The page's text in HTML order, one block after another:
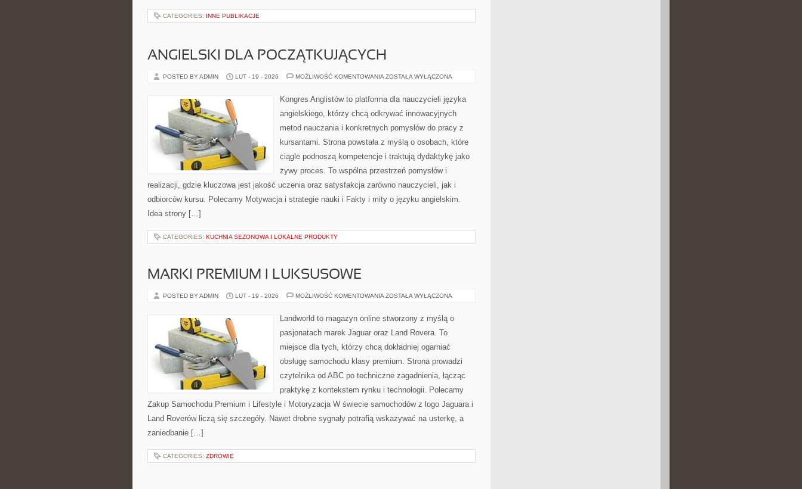
CATEGORIES: INNE PUBLIKACJE
ANGIELSKI DLA POCZĄTKUJĄCYCH
POSTED BY ADMIN LUT - 19 - 2026 MOŻLIWOŚĆ KOMENTOWANIA ANGIELSKI
ZOSTAŁA WYŁĄCZONA
Kongres Anglistów to platforma dla nauczycieli języka
angielskiego, którzy chcą odkrywać innowacyjnych
metod nauczania i konkretnych pomysłów do pracy z
kursantami. Strona powstała z myślą o osobach, które
ciągle podnoszą kompetencje i traktują dydaktykę jako
żywy proces. To wspólna przestrzeń pomysłów i
realizacji, gdzie kluczowa jest jakość uczenia oraz satysfakcja zarówno nauczycieli, jak i
odbiorców kursu. Polecamy Motywacja i strategie nauki i Fakty i mity o języku angielskim.
Idea strony […]
CATEGORIES: KUCHNIA SEZONOWA I LOKALNE PRODUKTY
MARKI PREMIUM I LUKSUSOWE
POSTED BY ADMIN LUT - 19 - 2026 MOŻLIWOŚĆ KOMENTOWANIA MARKI
LUKSUSOWE
ZOSTAŁA WYŁĄCZONA
Landworld to magazyn online stworzony z myślą o
pasjonatach marek Jaguar oraz Land Rovera. To
miejsce dla tych, którzy chcą dokładniej ogarniać
obsługę samochodu klasy premium. Strona prowadzi
czytelnika od ABC po techniczne zagadnienia, łącząc
praktykę z kontekstem rynku i technologii. Polecamy
Zakup Samochodu Premium i Lifestyle i Motoryzacja W świecie samochodów z logo Jaguara i
Land Roverów liczą się szczegóły. Nawet drobne sygnały potrafią wskazywać na usterkę, a
zaniedbanie […]
CATEGORIES: ZDROWIE